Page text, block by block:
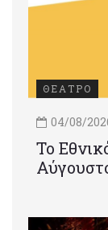
ΘΕΑΤΡΟ
04/08/
Το